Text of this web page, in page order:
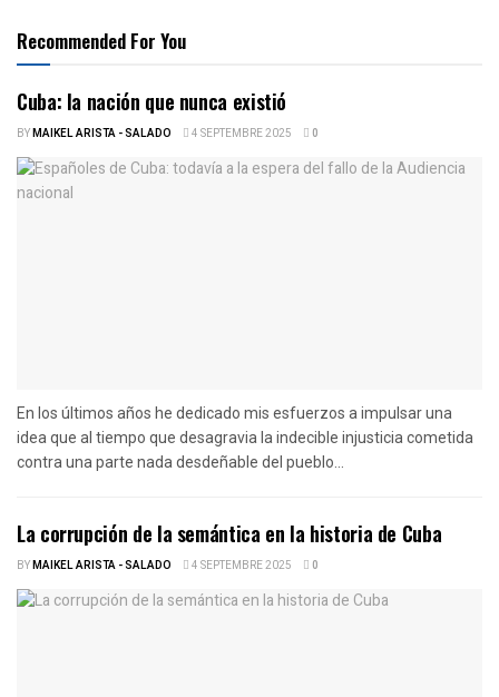
Recommended For You
Cuba: la nación que nunca existió
BYMAIKEL ARISTA - SALADO 4 SEPTEMBRE 2025 0
En los últimos años he dedicado mis esfuerzos a impulsar una
idea que al tiempo que desagravia la indecible injusticia cometida
contra una parte nada desdeñable del pueblo...
La corrupción de la semántica en la historia de Cuba
BYMAIKEL ARISTA - SALADO 4 SEPTEMBRE 2025 0